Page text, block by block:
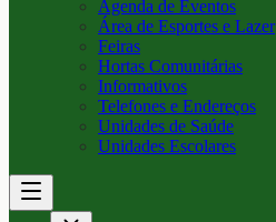
Agenda de Eventos
Área de Esportes e Lazer
Feiras
Hortas Comunitárias
Informativos
Telefones e Endereços
Unidades de Saúde
Unidades Escolares